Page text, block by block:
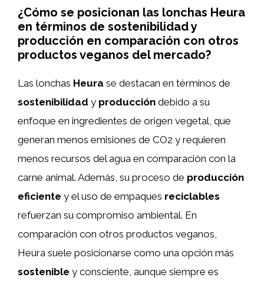
¿Cómo se posicionan las lonchas Heura
en términos de sostenibilidad y
producción en comparación con otros
productos veganos del mercado?
Las lonchas Heura se destacan en términos de
sostenibilidad y producción debido a su
enfoque en ingredientes de origen vegetal, que
generan menos emisiones de CO2 y requieren
menos recursos del agua en comparación con la
carne animal. Además, su proceso de producción
eficiente y el uso de empaques reciclables
refuerzan su compromiso ambiental. En
comparación con otros productos veganos,
Heura suele posicionarse como una opción más
sostenible y consciente, aunque siempre es